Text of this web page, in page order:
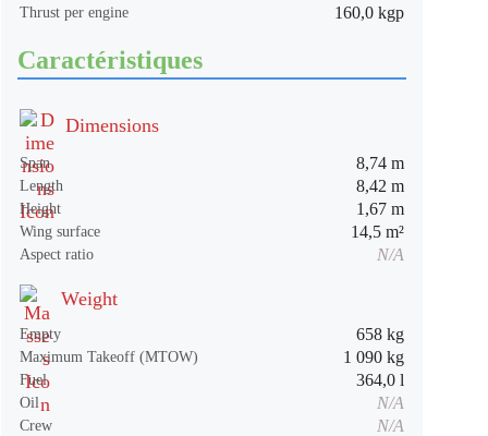
Thrust per engine 160,0 kgp
Caractéristiques
Dimensions
Span 8,74 m
Length 8,42 m
Height 1,67 m
Wing surface 14,5 m²
Aspect ratio N/A
Weight
Empty 658 kg
Maximum Takeoff (MTOW) 1 090 kg
Fuel 364,0 l
Oil N/A
Crew N/A